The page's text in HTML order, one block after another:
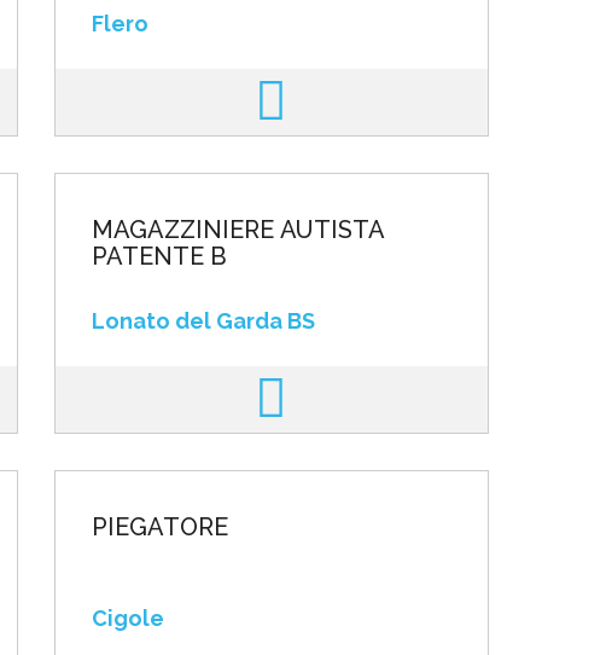
Flero
MAGAZZINIERE AUTISTA
PATENTE B
Lonato del Garda BS
PIEGATORE
Cigole